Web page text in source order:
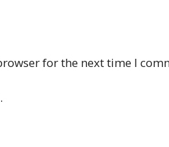
for the next time I